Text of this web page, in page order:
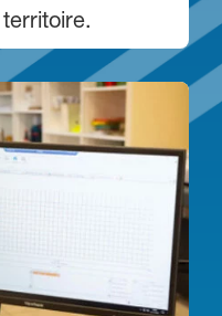
territoire.